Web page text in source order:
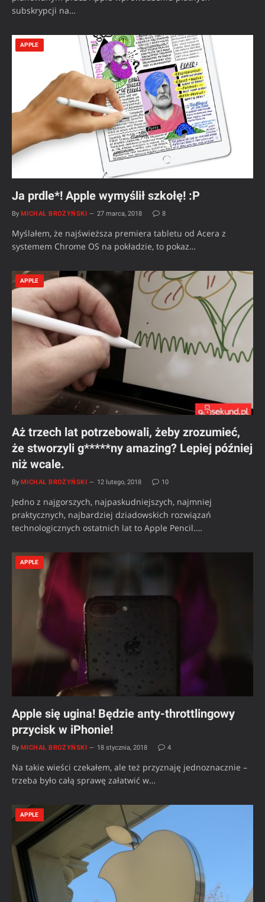
subskrypcji na…
APPLE
Ja prdle*! Apple wymyślił szkołę! :P
By MICHAŁ BROŻYŃSKI 27 marca, 2018 8
Myślałem, że najświeższa premiera tabletu od Acera z
systemem Chrome OS na pokładzie, to pokaz…
APPLE
Aż trzech lat potrzebowali, żeby zrozumieć,
że stworzyli g*****ny amazing? Lepiej później
niż wcale.
By MICHAŁ BROŻYŃSKI 12 lutego, 2018 10
Jedno z najgorszych, najpaskudniejszych, najmniej
praktycznych, najbardziej dziadowskich rozwiązań
technologicznych ostatnich lat to Apple Pencil.…
APPLE
Apple się ugina! Będzie anty-throttlingowy
przycisk w iPhonie!
By MICHAŁ BROŻYŃSKI 18 stycznia, 2018 4
Na takie wieści czekałem, ale też przyznaję jednoznacznie –
trzeba było całą sprawę załatwić w…
APPLE